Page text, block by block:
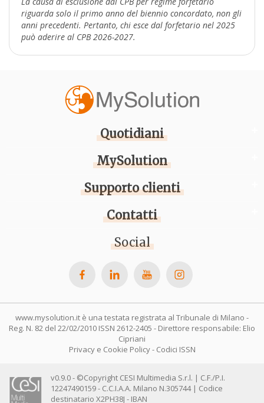
riguarda solo il primo anno del biennio concordato, non gli
anni precedenti. Pertanto, chi esce dal forfetario nel 2025
può aderire al CPB 2026-2027.
Quotidiani
MySolution
Supporto clienti
Contatti
Social
www.mysolution.it è una testata registrata al Tribunale di Milano -
Reg. N. 82 del 22/02/2010 ISSN 2612-2405 - Direttore responsabile: Elio
Cipriani
Privacy e Cookie Policy- Codici ISSN
v0.9.0 - ©Copyright CESI Multimedia S.r.l. | C.F./P.I.
12247490159 - C.C.I.A.A. Milano N.305744 | Codice
destinatario X2PH38J - IBAN